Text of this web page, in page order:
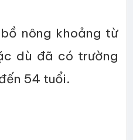
nông khoảng từ
dù đã có trường
54 tuổi.